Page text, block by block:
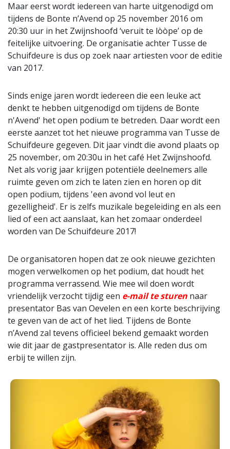
Maar eerst wordt iedereen van harte uitgenodigd om
tijdens de Bonte n’Avend op 25 november 2016 om
20:30 uur in het Zwijnshoofd ‘veruit te lòòpe’ op de
feitelijke uitvoering. De organisatie achter Tusse de
Schuifdeure is dus op zoek naar artiesten voor de editie
van 2017.
Sinds enige jaren wordt iedereen die een leuke act
denkt te hebben uitgenodigd om tijdens de Bonte
n'Avend' het open podium te betreden. Daar wordt een
eerste aanzet tot het nieuwe programma van Tusse de
Schuifdeure gegeven. Dit jaar vindt die avond plaats op
25 november, om 20:30u in het café Het Zwijnshoofd.
Net als vorig jaar krijgen potentiële deelnemers alle
ruimte geven om zich te laten zien en horen op dit
open podium, tijdens 'een avond vol leut en
gezelligheid'. Er is zelfs muzikale begeleiding en als een
lied of een act aanslaat, kan het zomaar onderdeel
worden van De Schuifdeure 2017!
De organisatoren hopen dat ze ook nieuwe gezichten
mogen verwelkomen op het podium, dat houdt het
programma verrassend. Wie mee wil doen wordt
vriendelijk verzocht tijdig een e-mail te sturen naar
presentator Bas van Oevelen en een korte beschrijving
te geven van de act of het lied. Tijdens de Bonte
n’Avend zal tevens officieel bekend gemaakt worden
wie dit jaar de gastpresentator is. Alle reden dus om
erbij te willen zijn.